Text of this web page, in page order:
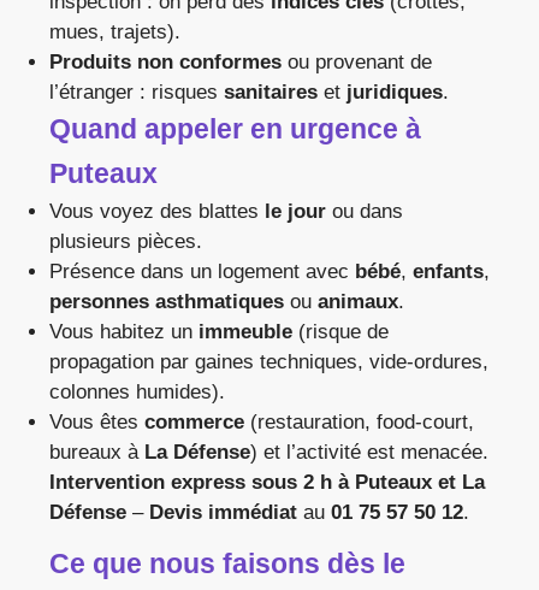
mues, trajets).
Produits non conformes ou provenant de
l’étranger : risques sanitaires et juridiques.
Quand appeler en urgence à
Puteaux
Vous voyez des blattes le jour ou dans
plusieurs pièces.
Présence dans un logement avec bébé, enfants,
personnes asthmatiques ou animaux.
Vous habitez un immeuble (risque de
propagation par gaines techniques, vide-ordures,
colonnes humides).
Vous êtes commerce (restauration, food-court,
bureaux à La Défense) et l’activité est menacée.
Intervention express sous 2 h à Puteaux et La
Défense – Devis immédiat au 01 75 57 50 12.
Ce que nous faisons dès le